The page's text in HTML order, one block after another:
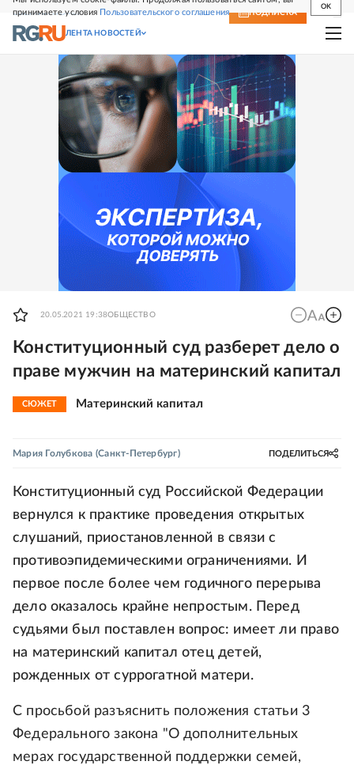
принимаете условия Пользовательского соглашения
OK
СВЕЖИЙ НОМЕР ПОДПИСКА
ЛЕНТА НОВОСТЕЙ
20.05.2021 19:38ОБЩЕСТВО
Конституционный суд разберет дело о
праве мужчин на материнский капитал
СЮЖЕТ Материнский капитал
Мария Голубкова (Санкт-Петербург) ПОДЕЛИТЬСЯ
Конституционный суд Российской Федерации
вернулся к практике проведения открытых
слушаний, приостановленной в связи с
противоэпидемическими ограничениями. И
первое после более чем годичного перерыва
дело оказалось крайне непростым. Перед
судьями был поставлен вопрос: имеет ли право
на материнский капитал отец детей,
рожденных от суррогатной матери.
С просьбой разъяснить положения статьи 3
Федерального закона "О дополнительных
мерах государственной поддержки семей,